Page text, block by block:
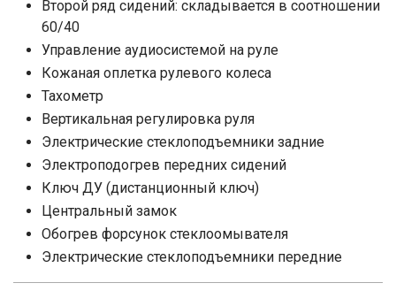
Второй ряд сидений: складывается в соотношении
60/40
Управление аудиосистемой на руле
Кожаная оплетка рулевого колеса
Тахометр
Вертикальная регулировка руля
Электрические стеклоподъемники задние
Электроподогрев передних сидений
Ключ ДУ (дистанционный ключ)
Центральный замок
Обогрев форсунок стеклоомывателя
Электрические стеклоподъемники передние